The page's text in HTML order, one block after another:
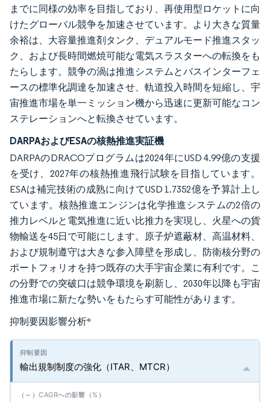
までに同様の効率を目指しており、再使用型ロケットに向
けたグローバル競争を加速させています。より大きな質量
余裕は、大容量推進剤タンク、デュアルモード推進スタッ
ク、および長時間燃焼可能な電気スラスターへの転換をも
たらします。競争の渦は推進システムとバスインターフェ
ースの標準化調達を加速させ、軌道投入時間を短縮し、宇
宙推進市場を単一ミッション機から迅速に更新可能なコン
ステレーションへと転換させています。
DARPAおよびESAの核熱推進実証機
DARPAのDRACOプログラムは2024年にUSD 4.99億の支援
を受け、2027年の核熱推進飛行試験を目指しています。
ESAは補完技術の成熟に向けてUSD 1.7352億を予算計上し
ています。核熱推進エンジンは化学推進システムの2倍の
推力レベルと電気推進に近い比推力を実現し、火星への貨
物輸送を45日で可能にします。原子炉遮蔽材、高温材料、
および規制遵守は大きな参入障壁を形成し、防衛核分野の
ポートフォリオを持つ既存の大手宇宙企業に有利です。こ
の分野での突破口は競争環境を刷新し、2030年以降も宇宙
推進市場に新たな勢いをもたらす可能性があります。
抑制要因影響分析*
輸出規制制度の強化（ITAR、MTCR）